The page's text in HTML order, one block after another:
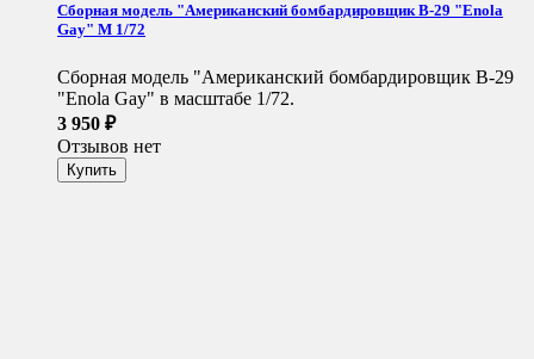
Сборная модель "Американский бомбардировщик B-29 "Enola
Gay" М 1/72
Сборная модель "Американский бомбардировщик B-29
"Enola Gay" в масштабе 1/72.
3 950 ₽
Отзывов нет